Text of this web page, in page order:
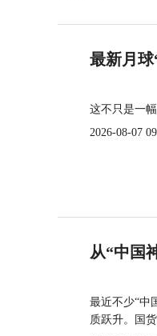
最新月
这不只是一
2026-08-07
从“中国
最近不少“中
质跃升。国